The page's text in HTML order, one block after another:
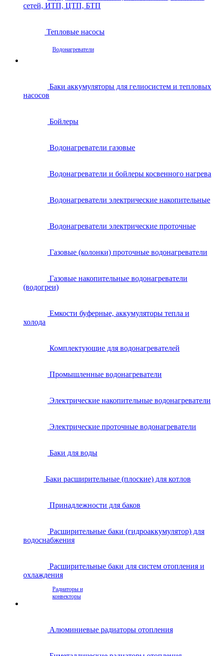
сетей, ИТП, ЦТП, БТП
Тепловые насосы
Водонагреватели
Баки аккумуляторы для гелиосистем и тепловых
насосов
Бойлеры
Водонагреватели газовые
Водонагреватели и бойлеры косвенного нагрева
Водонагреватели электрические накопительные
Водонагреватели электрические проточные
Газовые (колонки) проточные водонагреватели
Газовые накопительные водонагреватели
(водогреи)
Емкости буферные, аккумуляторы тепла и
холода
Комплектующие для водонагревателей
Промышленные водонагреватели
Электрические накопительные водонагреватели
Электрические проточные водонагреватели
Баки для воды
Баки расширительные (плоские) для котлов
Принадлежности для баков
Расширительные баки (гидроаккумулятор) для
водоснабжения
Расширительные баки для систем отопления и
охлаждения
Радиаторы и
конвекторы
Алюминиевые радиаторы отопления